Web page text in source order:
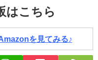
はこちら
を見てみる♪